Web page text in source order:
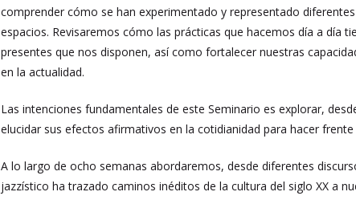
comprender cómo se han experimentado y representado
espacios. Revisaremos cómo las prácticas que hacemos día a día
presentes que nos disponen, así como fortalecer nuestras
en la actualidad.
Las intenciones fundamentales de este Seminario es explorar,
elucidar sus efectos afirmativos en la cotidianidad para hacer
A lo largo de ocho semanas abordaremos, desde diferentes
jazzístico ha trazado caminos inéditos de la cultura del siglo XX a